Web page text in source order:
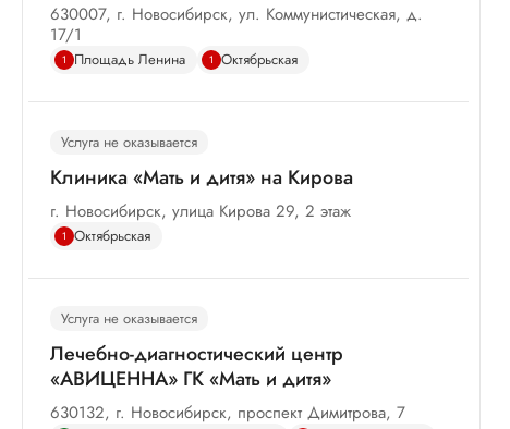
630007, г. Новосибирск, ул. Коммунистическая, д.
17/1
1 Площадь Ленина 1 Октябрьская
Услуга не оказывается
Клиника «Мать и дитя» на Кирова
г. Новосибирск, улица Кирова 29, 2 этаж
1 Октябрьская
Услуга не оказывается
Лечебно-диагностический центр
«АВИЦЕННА» ГК «Мать и дитя»
630132, г. Новосибирск, проспект Димитрова, 7